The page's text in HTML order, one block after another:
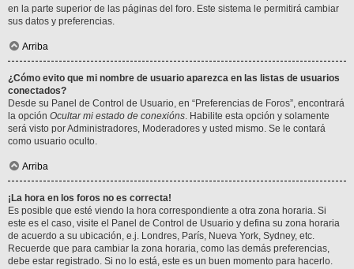
en la parte superior de las páginas del foro. Este sistema le permitirá cambiar
sus datos y preferencias.
Arriba
¿Cómo evito que mi nombre de usuario aparezca en las listas de usuarios
conectados?
Desde su Panel de Control de Usuario, en “Preferencias de Foros”, encontrará
la opción Ocultar mi estado de conexións. Habilite esta opción y solamente
será visto por Administradores, Moderadores y usted mismo. Se le contará
como usuario oculto.
Arriba
¡La hora en los foros no es correcta!
Es posible que esté viendo la hora correspondiente a otra zona horaria. Si
este es el caso, visite el Panel de Control de Usuario y defina su zona horaria
de acuerdo a su ubicación, e.j. Londres, París, Nueva York, Sydney, etc.
Recuerde que para cambiar la zona horaria, como las demás preferencias,
debe estar registrado. Si no lo está, este es un buen momento para hacerlo.